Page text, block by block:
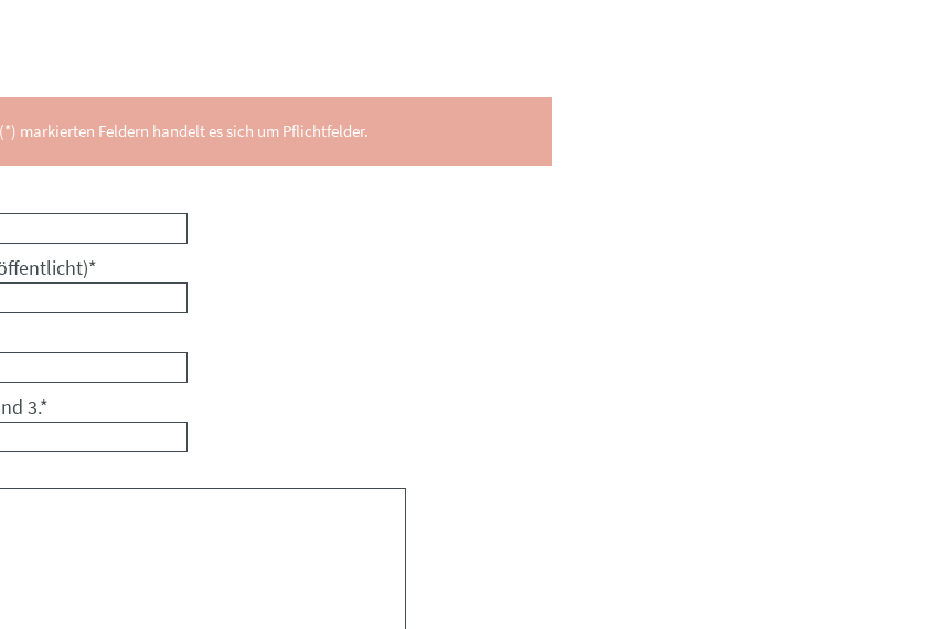
markierten Feldern handelt es sich um Pflichtfelder.
*
3.*